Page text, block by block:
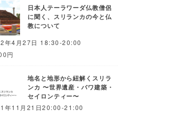
日本人テーラワーダ仏教僧侶
に聞く、スリランカの今と仏
教について
年4月27日 18:30-20:00
円
地名と地形から紐解くスリラ
ンカ 〜世界遺産・バワ建築・
セイロンティー〜
年11月21日20:00-21:00